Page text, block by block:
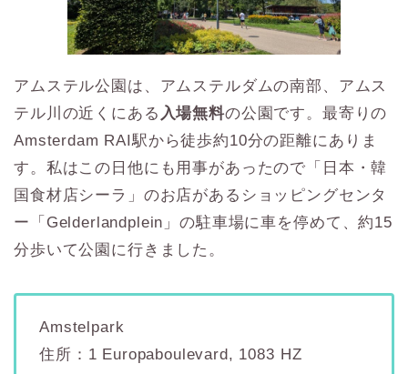
アムステル公園は、アムステルダムの南部、アムス
テル川の近くにある 入場無料の公園です。最寄りの
Amsterdam RAI駅から徒歩約10分の距離にありま
す。私はこの日他にも用事があったので「日本・韓
国食材店シーラ」のお店があるショッピングセンタ
ー「Gelderlandplein」の駐車場に車を停めて、約15
分歩いて公園に行きました。
Amstelpark
住所：1 Europaboulevard, 1083 HZ